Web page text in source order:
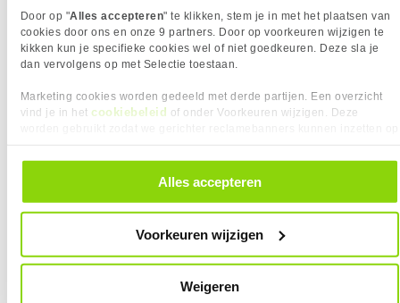
Door op "Alles accepteren" te klikken, stem je in met het plaatsen van
cookies door ons en onze 9 partners. Door op voorkeuren wijzigen te
kikken kun je specifieke cookies wel of niet goedkeuren. Deze sla je
dan vervolgens op met Selectie toestaan.
Marketing cookies worden gedeeld met derde partijen. Een overzicht
vind je in het cookiebeleid of onder Voorkeuren wijzigen. Deze
alle cookies. Je kunt je gegeven toestemming altijd intrekken, dit doe je
door in de footer van onze website te klikken op ‘Cookievoorkeuren’
Alles accepteren
Voorkeuren wijzigen
Weigeren
Garantie
120 maanden
256 GB
Mean time between failures
(MTBF)
10000 uur
Schrijfsnelheid 130 MB/s
Eigenschap Waarde
Naleving van duurzaamheid ✓︎
Vendorcode
MB-MD256SA/EU
944609
Merk
Samsung
120 maanden
SanDisk Gameplay 256GB MicroSD